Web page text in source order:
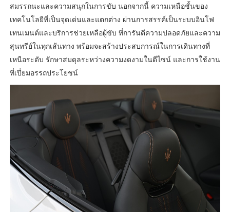
สมรรถนะและความสนุกในการขับ นอกจากนี้ ความเหนือชั้นของ
เทคโนโลยีที่เป็นจุดเด่นและแตกต่าง ผ่านการสรรค์เป็นระบบอินโฟ
เทนเมนต์และบริการช่วยเหลือผู้ขับ ที่การันตีความปลอดภัยและความ
สุนทรีย์ในทุกเส้นทาง พร้อมจะสร้างประสบการณ์ในการเดินทางที่
เหนือระดับ รักษาสมดุลระหว่างความงดงามในดีไซน์ และการใช้งาน
ที่เปี่ยมอรรถประโยชน์